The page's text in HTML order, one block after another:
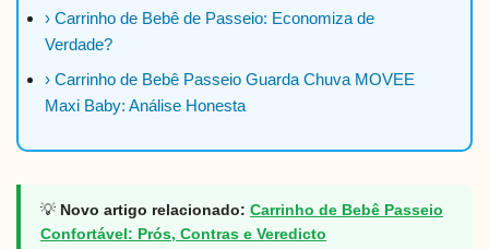
› Carrinho de Bebê de Passeio: Economiza de
Verdade?
› Carrinho de Bebê Passeio Guarda Chuva MOVEE
Maxi Baby: Análise Honesta
💡 Novo artigo relacionado: Carrinho de Bebê Passeio
Confortável: Prós, Contras e Veredicto